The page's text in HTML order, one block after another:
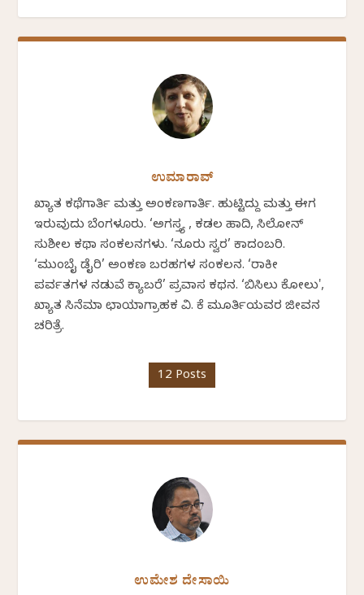
ಉಮಾರಾವ್
ಖ್ಯಾತ ಕಥೆಗಾರ್ತಿ ಮತ್ತು ಅಂಕಣಗಾರ್ತಿ. ಹುಟ್ಟಿದ್ದು ಮತ್ತು ಈಗ
ಇರುವುದು ಬೆಂಗಳೂರು. ‘ಅಗಸ್ತ್ಯ , ಕಡಲ ಹಾದಿ, ಸಿಲೋನ್
ಸುಶೀಲ ಕಥಾ ಸಂಕಲನಗಳು. ‘ನೂರು ಸ್ವರ’ ಕಾದಂಬರಿ.
‘ಮುಂಬೈ ಡೈರಿ’ ಅಂಕಣ ಬರಹಗಳ ಸಂಕಲನ. ‘ರಾಕೀ
ಪರ್ವತಗಳ ನಡುವೆ ಕ್ಯಾಬರೆ’ ಪ್ರವಾಸ ಕಥನ. ‘ಬಿಸಿಲು ಕೋಲು',
ಖ್ಯಾತ ಸಿನೆಮಾ ಛಾಯಾಗ್ರಾಹಕ ವಿ. ಕೆ ಮೂರ್ತಿಯವರ ಜೀವನ
ಚರಿತ್ರೆ.
12 Posts
ಉಮೇಶ ದೇಸಾಯಿ